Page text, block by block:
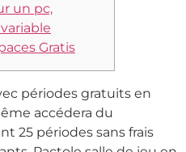
un pc,
Gratis
périodes gratuits en
accédera du
25 périodes sans frais